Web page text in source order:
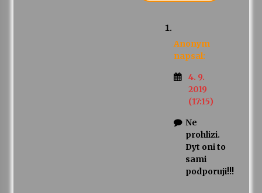
Anonym
napsal:
4. 9.
2019
(17:15)
Ne
prohlizi.
Dyt oni to
sami
podporuji!!!